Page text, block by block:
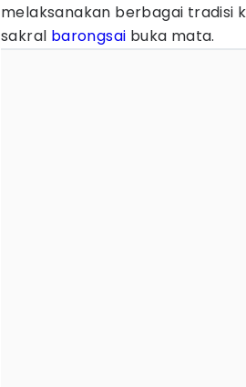
melaksanakan berbagai tradisi
sakral barongsai buka mata.